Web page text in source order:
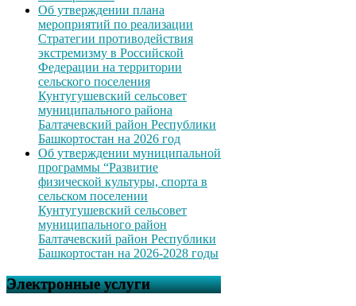
Об утверждении плана
мероприятий по реализации
Стратегии противодействия
экстремизму в Российской
Федерации на территории
сельского поселения
Кунтугушевский сельсовет
муниципального района
Балтачевский район Республики
Башкортостан на 2026 год
Об утверждении муниципальной
программы “Развитие
физической культуры, спорта в
сельском поселении
Кунтугушевский сельсовет
муниципального район
Балтачевский район Республики
Башкортостан на 2026-2028 годы
Электронные услуги